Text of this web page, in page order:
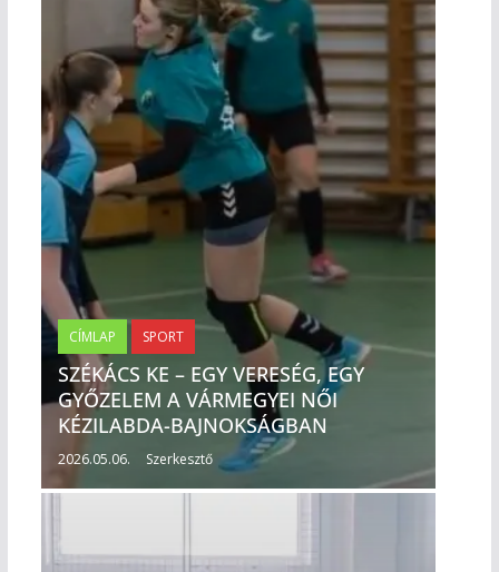
CÍMLAP SPORT
SZÉKÁCS KE – EGY VERESÉG, EGY
GYŐZELEM A VÁRMEGYEI NŐI
KÉZILABDA-BAJNOKSÁGBAN
2026.05.06. Szerkesztő